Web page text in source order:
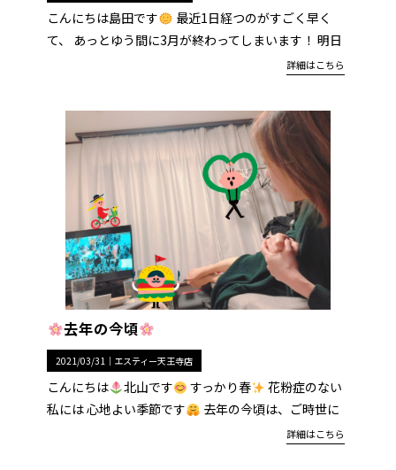
こんにちは島田です
最近1日経つのがすごく早く
て、 あっとゆう間に3月が終わってしまいます！ 明日
詳細はこちら
去年の今頃
2021/03/31｜ エスティー天王寺店
こんにちは 北山です すっかり春
花粉症のない
私には 心地よい季節です
去年の今頃は、ご時世に
詳細はこちら